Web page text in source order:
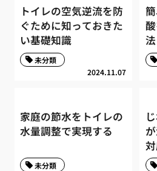
トイレの空気逆流を防
ぐために知っておきた
い基礎知識
2024.11.07
未分類
法
家庭の節水をトイレの
水量調整で実現する
未分類